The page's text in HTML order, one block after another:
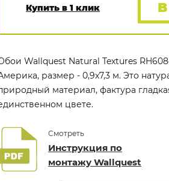
Купить в 1 клик
Wallquest Natural Textures
размер - 0,9x7,3 м. Это
материал, фактура
цвете.
Смотреть
Инструкция по
монтажу Wallquest